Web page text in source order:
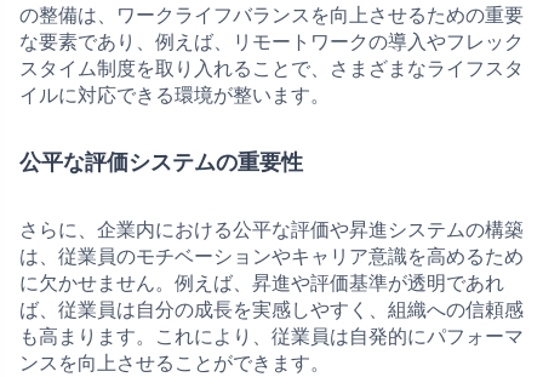
の整備は、ワークライフバランスを向上させるための重要
な要素であり、例えば、リモートワークの導入やフレック
スタイム制度を取り入れることで、さまざまなライフスタ
イルに対応できる環境が整います。
公平な評価システムの重要性
さらに、企業内における公平な評価や昇進システムの構築
は、従業員のモチベーションやキャリア意識を高めるため
に欠かせません。例えば、昇進や評価基準が透明であれ
ば、従業員は自分の成長を実感しやすく、組織への信頼感
も高まります。これにより、従業員は自発的にパフォーマ
ンスを向上させることができます。